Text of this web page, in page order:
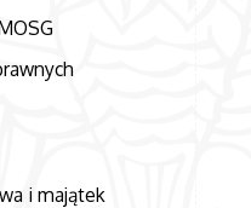
i majątek